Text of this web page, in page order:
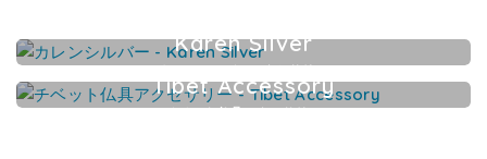
Karen Silver
カレンシルバーアクセサリー
Tibet Accessory
チベット仏具アクセサリー